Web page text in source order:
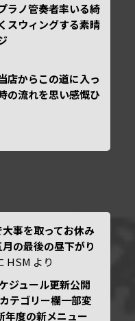
ラノ管奏者率いる綺
スウィングする素晴
店からこの道に入っ
の流れを思い感慨ひ
事を取ってお休み
の最後の昼下がり
HSM より
ジュール更新公開
テゴリー欄一部変
年度の新メニュー